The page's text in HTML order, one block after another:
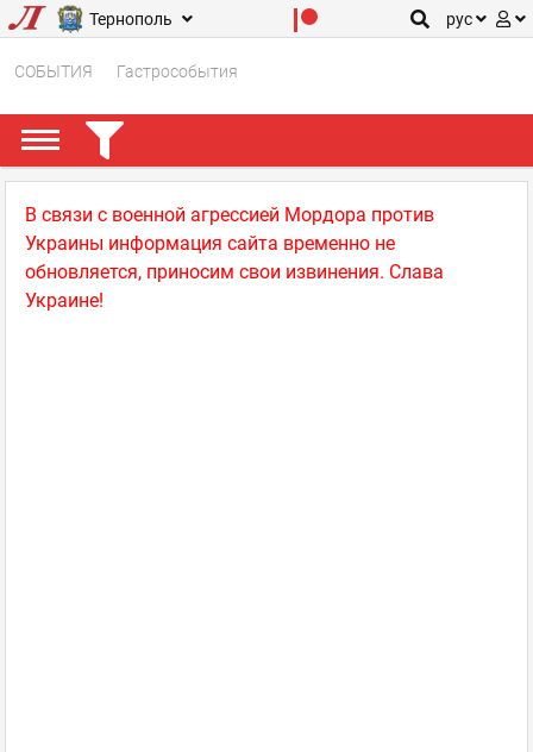
Тернополь рус
СОБЫТИЯ Гастрособытия
В связи с военной агрессией Мордора против
Украины информация сайта временно не
обновляется, приносим свои извинения. Слава
Украине!